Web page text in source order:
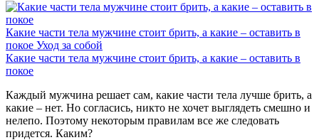
Какие части тела мужчине стоит брить, а какие – оставить в
покое Уход за собой
Какие части тела мужчине стоит брить, а какие – оставить в
покое
Каждый мужчина решает сам, какие части тела лучше брить, а
какие – нет. Но согласись, никто не хочет выглядеть смешно и
нелепо. Поэтому некоторым правилам все же следовать
придется. Каким?